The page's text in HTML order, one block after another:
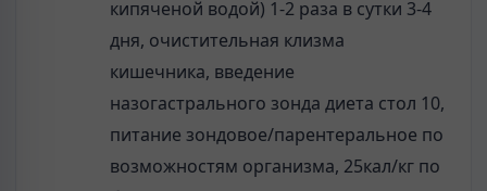
кипяченой водой) 1-2 раза в сутки 3-4
дня, очистительная клизма
кишечника, введение
назогастрального зонда диета стол 10,
питание зондовое/парентеральное по
возможностям организма, 25кал/кг по